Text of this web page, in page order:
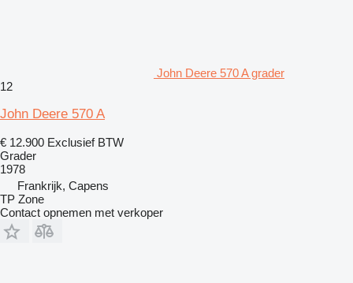
John Deere 570 A grader
12
John Deere 570 A
€ 12.900 Exclusief BTW
Grader
1978
Frankrijk, Capens
TP Zone
Contact opnemen met verkoper